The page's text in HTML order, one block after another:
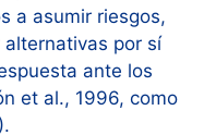
a asumir riesgos,
por sí
ante los
et al., 1996, como